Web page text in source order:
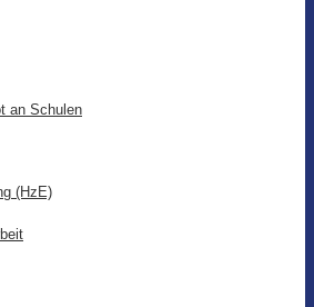
an Schulen
(HzE)